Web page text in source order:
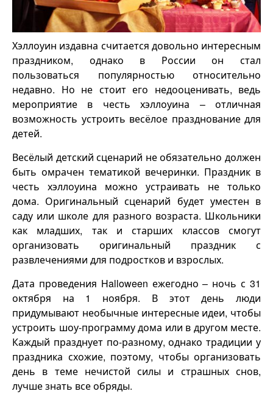
Хэллоуин издавна считается довольно интересным
праздником, однако в России он стал
пользоваться популярностью относительно
недавно. Но не стоит его недооценивать, ведь
мероприятие в честь хэллоуина – отличная
возможность устроить весёлое празднование для
детей.
Весёлый детский сценарий не обязательно должен
быть омрачен тематикой вечеринки. Праздник в
честь хэллоуина можно устраивать не только
дома. Оригинальный сценарий будет уместен в
саду или школе для разного возраста. Школьники
как младших, так и старших классов смогут
организовать оригинальный праздник с
развлечениями для подростков и взрослых.
Дата проведения Halloween ежегодно – ночь с 31
октября на 1 ноября. В этот день люди
придумывают необычные интересные идеи, чтобы
устроить шоу-программу дома или в другом месте.
Каждый празднует по-разному, однако традиции у
праздника схожие, поэтому, чтобы организовать
день в теме нечистой силы и страшных снов,
лучше знать все обряды.